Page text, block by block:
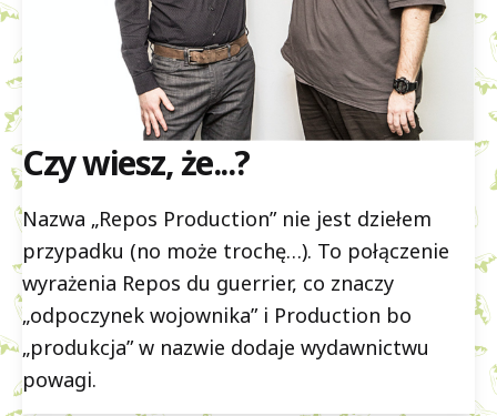
Czy wiesz, że...?
Nazwa „Repos Production” nie jest dziełem
przypadku (no może trochę…). To połączenie
wyrażenia Repos du guerrier, co znaczy
„odpoczynek wojownika” i Production bo
„produkcja” w nazwie dodaje wydawnictwu
powagi.